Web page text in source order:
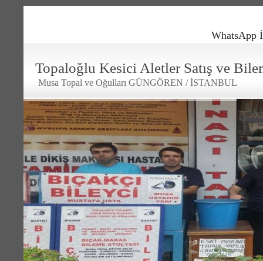
Topaloğlu Kesici Aletler Satış ve
Musa Topal ve Oğulları GÜNGÖREN / İSTANBUL